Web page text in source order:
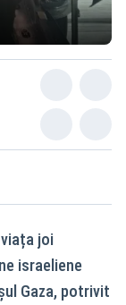
joi
israeliene
Gaza, potrivit